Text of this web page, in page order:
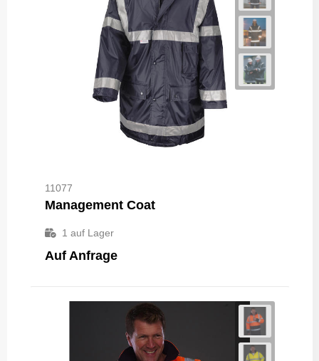
11077
Management Coat
1 auf Lager
Auf Anfrage